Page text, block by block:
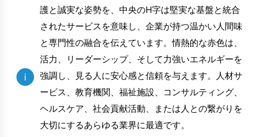
i
護と誠実な姿勢を、中央のH字は堅実な基盤と統合
されたサービスを意味し、企業が持つ温かい人間味
と専門性の融合を伝えています。情熱的な赤色は、
活力、リーダーシップ、そして力強いエネルギーを
強調し、見る人に安心感と信頼を与えます。人材サ
ービス、教育機関、福祉施設、コンサルティング、
ヘルスケア、社会貢献活動、または人との繋がりを
大切にするあらゆる業界に最適です。